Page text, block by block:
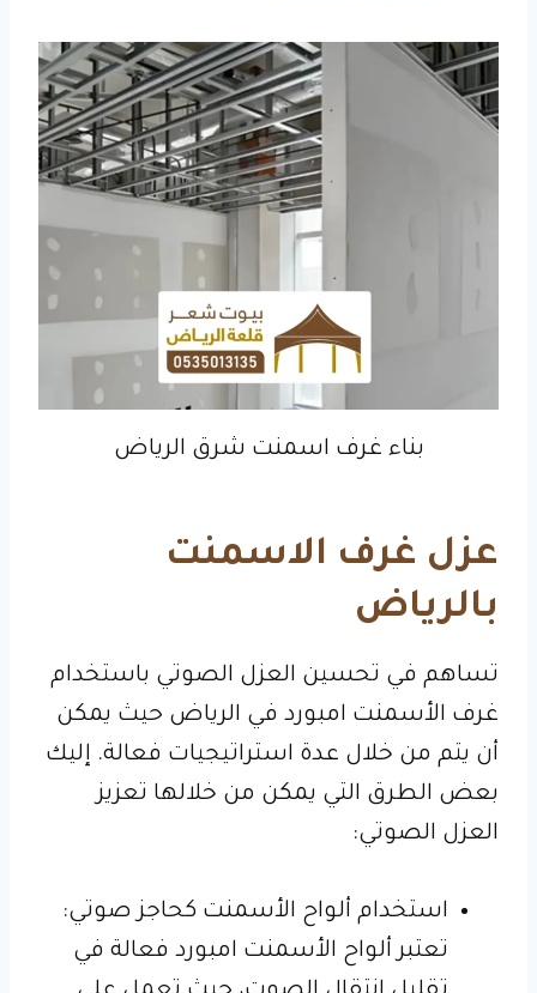
بناء غرف اسمنت شرق الرياض
عزل غرف الاسمنت
بالرياض
تساهم في تحسين العزل الصوتي باستخدام
غرف الأسمنت امبورد في الرياض حيث يمكن
أن يتم من خلال عدة استراتيجيات فعالة. إليك
بعض الطرق التي يمكن من خلالها تعزيز
العزل الصوتي:
استخدام ألواح الأسمنت كحاجز صوتي:
تعتبر ألواح الأسمنت امبورد فعالة في